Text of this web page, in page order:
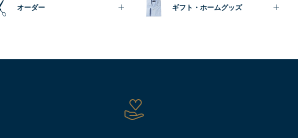
オーダー ギフト・ホームグッズ